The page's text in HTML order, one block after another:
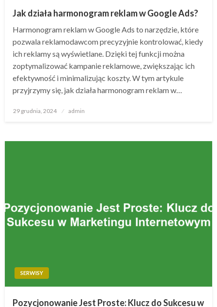
Jak działa harmonogram reklam w Google Ads?
Harmonogram reklam w Google Ads to narzędzie, które
pozwala reklamodawcom precyzyjnie kontrolować, kiedy
ich reklamy są wyświetlane. Dzięki tej funkcji można
zoptymalizować kampanie reklamowe, zwiększając ich
efektywność i minimalizując koszty. W tym artykule
przyjrzymy się, jak działa harmonogram reklam w…
Opublikowane
29 grudnia, 2024 admin
SERWISY
Pozycjonowanie Jest Proste: Klucz do Sukcesu w